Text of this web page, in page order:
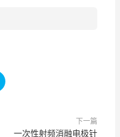
下一篇
一次性射频消融电极针